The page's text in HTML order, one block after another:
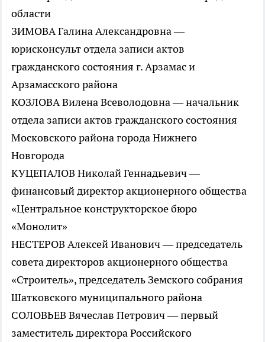
области
ЗИМОВА Галина Александровна —
юрисконсульт отдела записи актов
гражданского состояния г. Арзамас и
Арзамасского района
КОЗЛОВА Вилена Всеволодовна — начальник
отдела записи актов гражданского состояния
Московского района города Нижнего
Новгорода
КУЦЕПАЛОВ Николай Геннадьевич —
финансовый директор акционерного общества
«Центральное конструкторское бюро
«Монолит»
НЕСТЕРОВ Алексей Иванович — председатель
совета директоров акционерного общества
«Строитель», председатель Земского собрания
Шатковского муниципального района
СОЛОВЬЕВ Вячеслав Петрович — первый
заместитель директора Российского